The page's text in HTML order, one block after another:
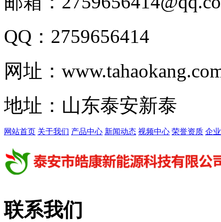
QQ：2759656414
网址：
地址：山东泰安新泰
网站首页 关于我们 产品中心 新闻动态 视频中心 荣誉资质 企
联系我们